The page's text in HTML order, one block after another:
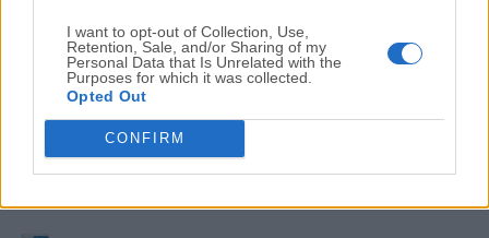
I want to opt-out of Collection, Use,
Retention, Sale, and/or Sharing of my
Personal Data that Is Unrelated with the
Purposes for which it was collected.
Opted Out
CONFIRM